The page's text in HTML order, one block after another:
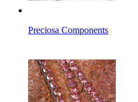
Preciosa Components